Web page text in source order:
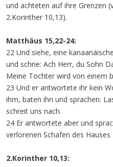
und achteten auf ihre Grenzen
2.Korinther 10,13).
Matthäus 15,22-24:
22 Und siehe, eine
und schrie: Ach Herr, du Sohn
Meine Tochter wird von einem
23 Und er antwortete ihr kein
ihm, baten ihn und sprachen:
schreit uns nach.
24 Er antwortete aber und
verlorenen Schafen des Hauses
2.Korinther 10,13: